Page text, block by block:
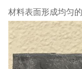
材料表面形成均匀的